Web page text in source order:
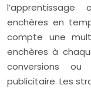
enchères en
compte une
enchères à
conversions
publicitaire. Les